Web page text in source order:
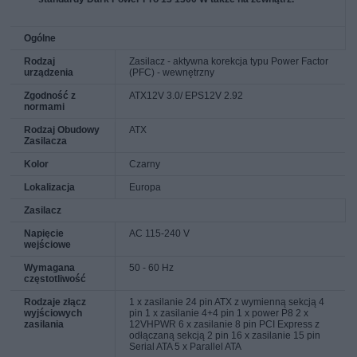
Ogólne
Rodzaj
urządzenia
Zasilacz - aktywna korekcja typu Power Factor
(PFC) - wewnętrzny
Zgodność z
normami
ATX12V 3.0/ EPS12V 2.92
Rodzaj Obudowy
Zasilacza
ATX
Kolor Czarny
Lokalizacja Europa
Zasilacz
Napięcie
wejściowe
AC 115-240 V
Wymagana
częstotliwość
50 - 60 Hz
Rodzaje złącz
wyjściowych
zasilania
1 x zasilanie 24 pin ATX z wymienną sekcją 4
pin 1 x zasilanie 4+4 pin 1 x power P8 2 x
12VHPWR 6 x zasilanie 8 pin PCI Express z
odłączaną sekcją 2 pin 16 x zasilanie 15 pin
Serial ATA 5 x Parallel ATA